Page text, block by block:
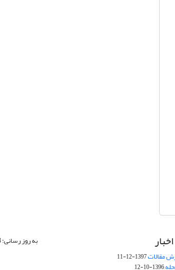
مقالات1397-12-11
1396-10-12
به روز رسانی: 28 مهر 1403